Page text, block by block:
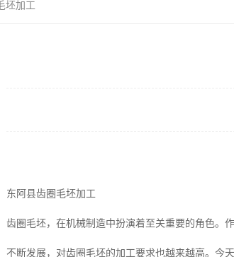
坯加工
东阿县齿圈毛坯加工
齿圈毛坯，在机械制造中扮演着至关重要的角色。
不断发展，对齿圈毛坯的加工要求也越来越高。今